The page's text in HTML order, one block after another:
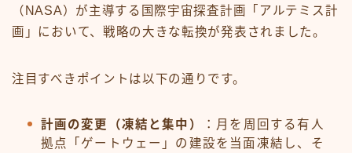
（NASA）が主導する国際宇宙探査計画「アルテミス計
画」において、戦略の大きな転換が発表されました。
注目すべきポイントは以下の通りです。
計画の変更（凍結と集中）
：月を周回する有人
拠点「ゲートウェー」の建設を当面凍結し、そ